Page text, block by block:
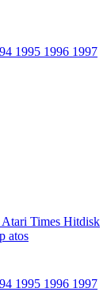
1995 1996 1997
Atari Times Hitdisk
atos
1995 1996 1997